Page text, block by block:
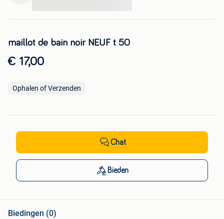
maillot de bain noir NEUF t 50
€ 17,00
Ophalen of Verzenden
Chat
Bieden
Biedingen (0)